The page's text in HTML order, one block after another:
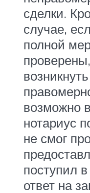
сделки.
случае,
полной
возможно
нотариус
не смог
поступил
ответ на